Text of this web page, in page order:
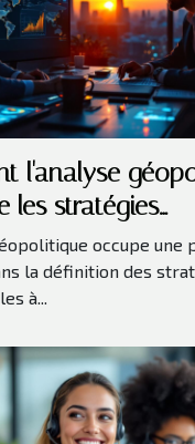
l'analyse
les stratégies
?
occupe une
la définition des
à...